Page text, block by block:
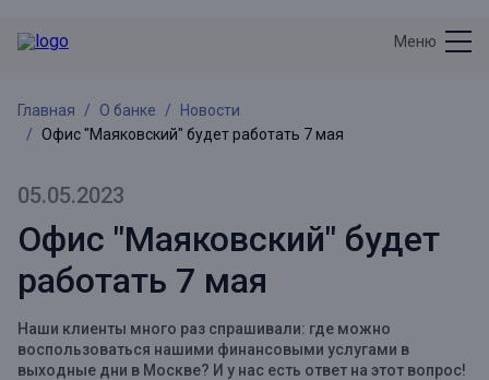
Меню
Главная О банке
Новости
Офис "Маяковский" будет работать 7 мая
05.05.2023
Офис "Маяковский" будет
работать 7 мая
Наши клиенты много раз спрашивали: где можно
воспользоваться нашими финансовыми услугами в
выходные дни в Москве? И у нас есть ответ на этот вопрос!